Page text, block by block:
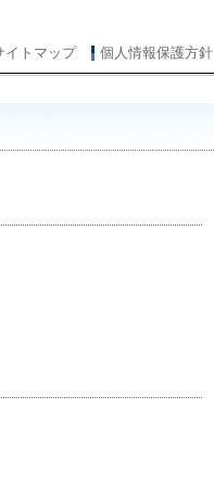
個人情報保護方針
イトマップ